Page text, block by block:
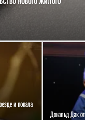
и попала
Дональд Дак